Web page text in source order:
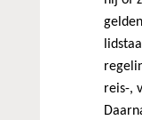
reis-,